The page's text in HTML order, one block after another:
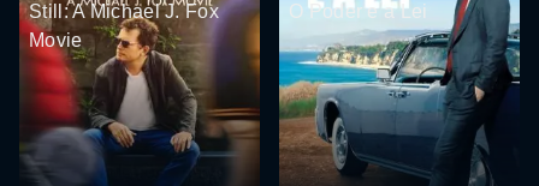
Still: A Michael J. Fox
Movie
O Poder e a Lei